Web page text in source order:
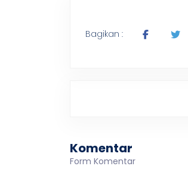
eBagikan :
Komentar
Form Komentar